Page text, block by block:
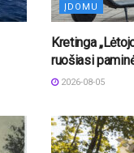
ĮDOMU
Kretinga
ruošiasi
2026-08-05